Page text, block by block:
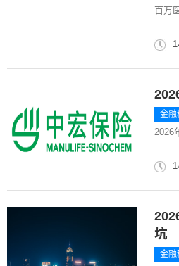
百万
金融
2026
坑
金融